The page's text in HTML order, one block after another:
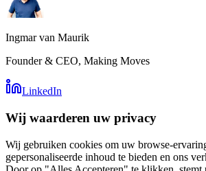
Ingmar van Maurik
Founder & CEO, Making Moves
LinkedIn
Wij waarderen uw privacy
Wij gebruiken cookies om uw browse-
gepersonaliseerde inhoud te bieden en ons